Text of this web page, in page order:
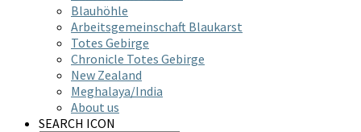
Blauhöhle
Arbeitsgemeinschaft Blaukarst
Totes Gebirge
Chronicle Totes Gebirge
New Zealand
Meghalaya/India
About us
SEARCH ICON